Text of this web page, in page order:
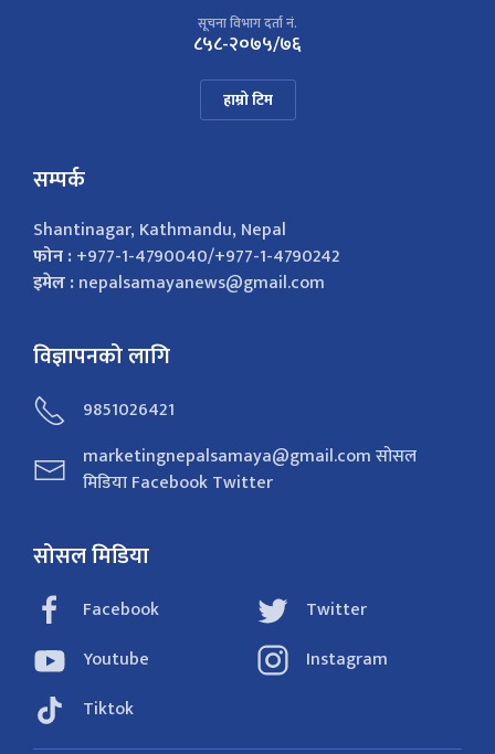
सूचना विभाग दर्ता नं.
८५८-२०७५/७६
हाम्रो टिम
सम्पर्क
Shantinagar, Kathmandu, Nepal
फोन :+977-1-4790040/+977-1-4790242
इमेल :nepalsamayanews@gmail.com
विज्ञापनको लागि
9851026421
marketingnepalsamaya@gmail.com सोसल
मिडिया Facebook Twitter
सोसल मिडिया
Facebook
Twitter
Youtube
Instagram
Tiktok